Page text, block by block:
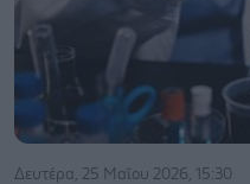
Δευτέρα, 25 Μαΐου 2026, 15:30